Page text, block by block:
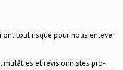
ont tout risqué pour nous enlever
mulâtres et révisionnistes pro-